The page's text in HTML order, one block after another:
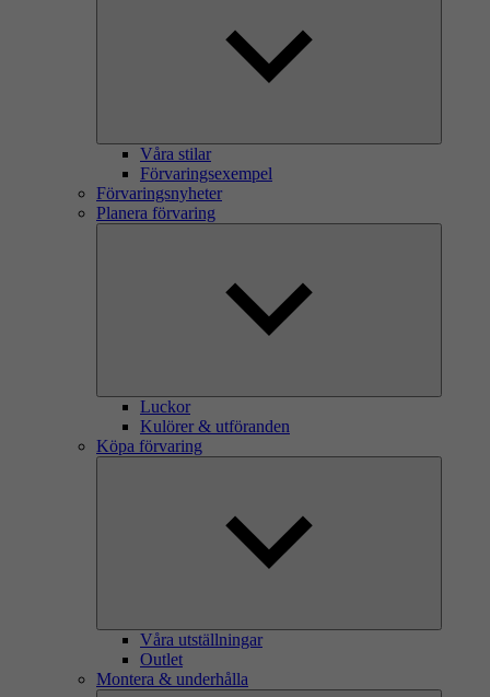
Våra stilar
Förvaringsexempel
Förvaringsnyheter
Planera förvaring
Luckor
Kulörer & utföranden
Köpa förvaring
Våra utställningar
Outlet
Montera & underhålla